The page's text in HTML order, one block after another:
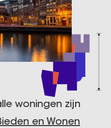
woningen zijn
en Wonen